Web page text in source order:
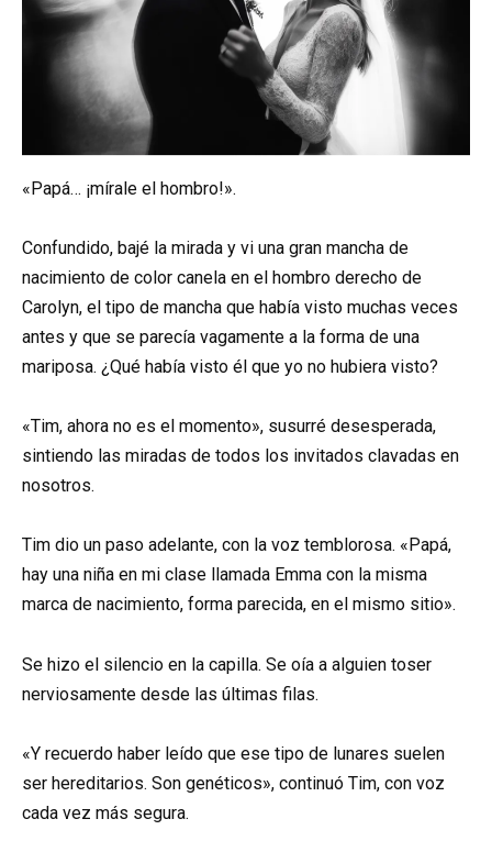
«Papá… ¡mírale el hombro!».
Confundido, bajé la mirada y vi una gran mancha de
nacimiento de color canela en el hombro derecho de
Carolyn, el tipo de mancha que había visto muchas veces
antes y que se parecía vagamente a la forma de una
mariposa. ¿Qué había visto él que yo no hubiera visto?
«Tim, ahora no es el momento», susurré desesperada,
sintiendo las miradas de todos los invitados clavadas en
nosotros.
Tim dio un paso adelante, con la voz temblorosa. «Papá,
hay una niña en mi clase llamada Emma con la misma
marca de nacimiento, forma parecida, en el mismo sitio».
Se hizo el silencio en la capilla. Se oía a alguien toser
nerviosamente desde las últimas filas.
«Y recuerdo haber leído que ese tipo de lunares suelen
ser hereditarios. Son genéticos», continuó Tim, con voz
cada vez más segura.